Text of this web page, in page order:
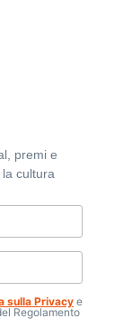
premi e
cultura
sulla Privacye
Regolamento